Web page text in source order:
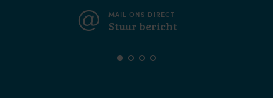
MAIL ONS DIRECT
Stuur bericht